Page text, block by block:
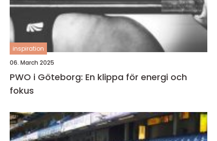
inspiration
06. March 2025
PWO i Göteborg: En klippa för energi och
fokus